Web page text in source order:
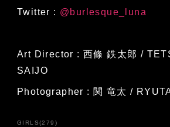
Twitter : @burlesque_luna
Art Director : 西條 鉄太郎 /
SAIJO
Photographer : 関 竜太 /
GIRLS(279 )